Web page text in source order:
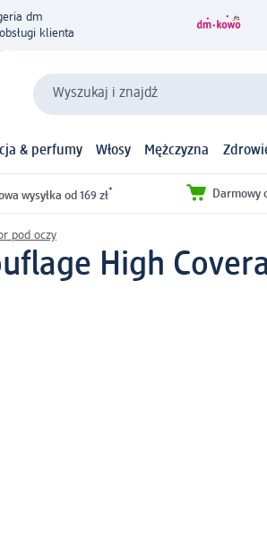
dm
klienta
Wyszukaj i znajdź
& perfumy Włosy Mężczyzna
wysyłka od 169 zł* Darmowy
pod oczy
High